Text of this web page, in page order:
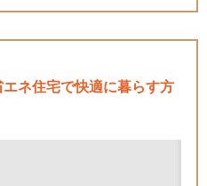
エネ住宅で快適に暮らす方